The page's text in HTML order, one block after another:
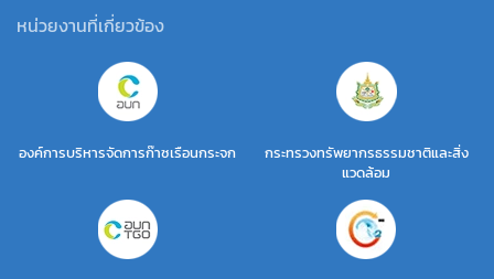
หน่วยงานที่เกี่ยวข้อง
องค์การบริหารจัดการก๊าซเรือนกระจก
กระทรวงทรัพยากรธรรมชาติและสิ่ง
แวดล้อม